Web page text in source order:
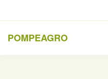
POMPEAGRO